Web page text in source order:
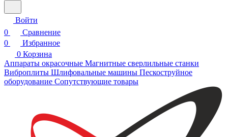
Войти
0
Сравнение
0
Избранное
0 Корзина
Аппараты окрасочные Магнитные сверлильные станки
Виброплиты Шлифовальные машины Пескоструйное
оборудование Сопутствующие товары